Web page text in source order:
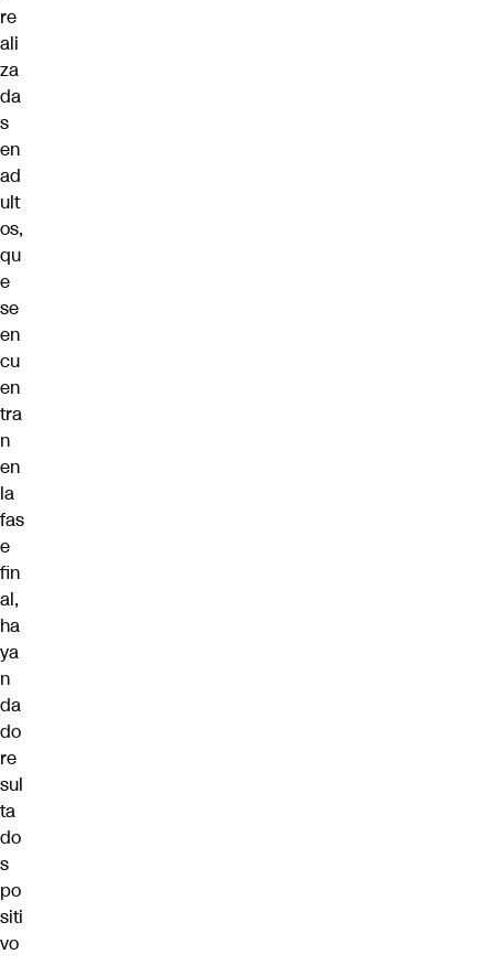
re
ali
za
da
s
en
ad
ult
os,
qu
e
se
en
cu
en
tra
n
en
la
fas
e
fin
al,
ha
ya
n
da
do
re
sul
ta
do
s
po
siti
vo